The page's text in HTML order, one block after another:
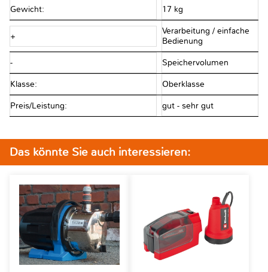
Gewicht: 17 kg
+
Verarbeitung / einfache
Bedienung
- Speichervolumen
Klasse: Oberklasse
Preis/Leistung: gut - sehr gut
Das könnte Sie auch interessieren: